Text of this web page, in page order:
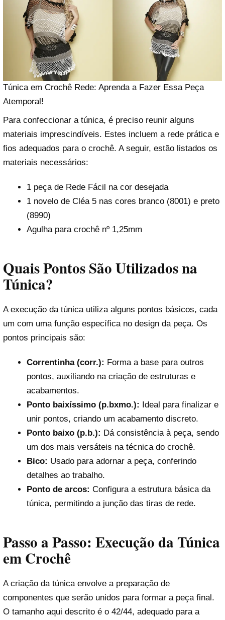
Túnica em Crochê Rede: Aprenda a Fazer Essa Peça
Atemporal!
Para confeccionar a túnica, é preciso reunir alguns
materiais imprescindíveis. Estes incluem a rede prática e
fios adequados para o crochê. A seguir, estão listados os
materiais necessários:
1 peça de Rede Fácil na cor desejada
1 novelo de Cléa 5 nas cores branco (8001) e preto
(8990)
Agulha para crochê nº 1,25mm
Quais Pontos São Utilizados na
Túnica?
A execução da túnica utiliza alguns pontos básicos, cada
um com uma função específica no design da peça. Os
pontos principais são:
Correntinha (corr.): Forma a base para outros
pontos, auxiliando na criação de estruturas e
acabamentos.
Ponto baixíssimo (p.bxmo.): Ideal para finalizar e
unir pontos, criando um acabamento discreto.
Ponto baixo (p.b.): Dá consistência à peça, sendo
um dos mais versáteis na técnica do crochê.
Bico: Usado para adornar a peça, conferindo
detalhes ao trabalho.
Ponto de arcos: Configura a estrutura básica da
túnica, permitindo a junção das tiras de rede.
Passo a Passo: Execução da Túnica
em Crochê
A criação da túnica envolve a preparação de
componentes que serão unidos para formar a peça final.
O tamanho aqui descrito é o 42/44, adequado para a